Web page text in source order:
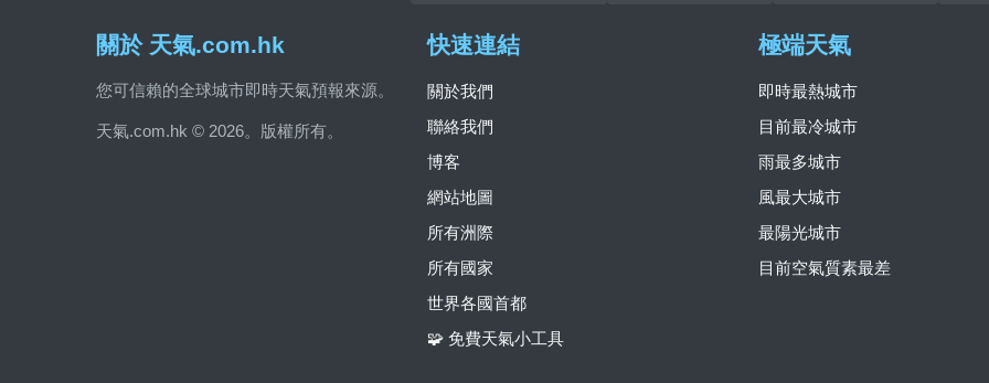
關於 天氣.com.hk
您可信賴的全球城市即時天氣預報來源。
天氣.com.hk © 2026。版權所有。
快速連結
關於我們
聯絡我們
博客
網站地圖
所有洲際
所有國家
世界各國首都
🧩 免費天氣小工具
極端天氣
即時最熱城市
目前最冷城市
雨最多城市
風最大城市
最陽光城市
目前空氣質素最差